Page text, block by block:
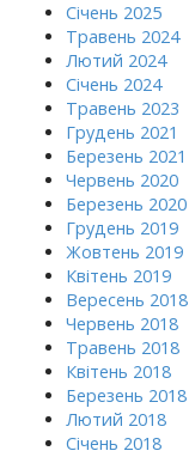
Січень 2025
Травень 2024
Лютий 2024
Січень 2024
Травень 2023
Грудень 2021
Березень 2021
Червень 2020
Березень 2020
Грудень 2019
Жовтень 2019
Квітень 2019
Вересень 2018
Червень 2018
Травень 2018
Квітень 2018
Березень 2018
Лютий 2018
Січень 2018